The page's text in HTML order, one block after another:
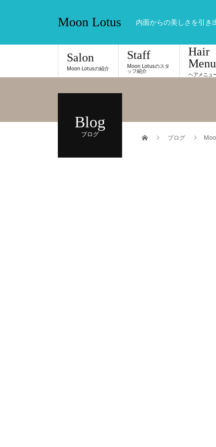
Moon Lotus 内面からの美しさを引き
Salon
Moon Lotusの紹介
Staff
Moon Lotusのスタ
ッフ紹介
Hair
Menu
ヘアメニュ
Blog
ブログ ブログ